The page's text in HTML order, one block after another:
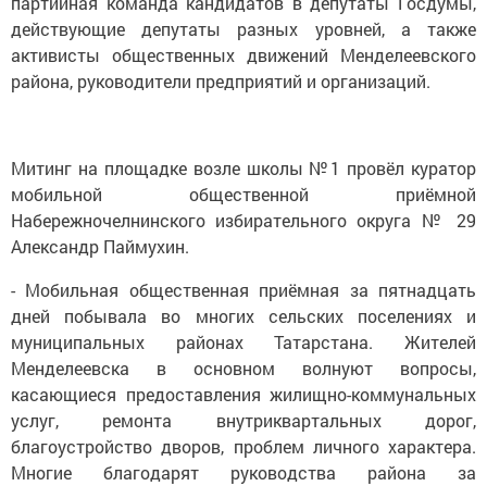
действующие депутаты разных уровней, а также
активисты общественных движений Менделеевского
района, руководители предприятий и организаций.
Митинг на площадке возле школы №1 провёл куратор
мобильной общественной приёмной
Набережночелнинского избирательного округа № 29
Александр Паймухин.
- Мобильная общественная приёмная за пятнадцать
дней побывала во многих сельских поселениях и
муниципальных районах Татарстана. Жителей
Менделеевска в основном волнуют вопросы,
касающиеся предоставления жилищно-коммунальных
услуг, ремонта внутриквартальных дорог,
благоустройство дворов, проблем личного характера.
Многие благодарят руководства района за